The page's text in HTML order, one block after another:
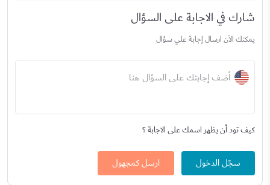
شارك في الاجابة على السؤال
يمكنك الآن ارسال إجابة علي سؤال
أضف إجابتك على السؤال هنا
كيف تود أن يظهر اسمك على الاجابة ؟
سجّل الدخول ارسل كمجهول